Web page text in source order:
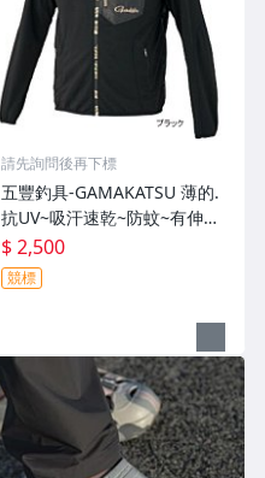
請先詢問後再下標
五豐釣具-GAMAKATSU 薄的.
抗UV~吸汗速乾~防蚊~有伸縮
彈性付帽防曬外套 GM-3547
特價2000元
$ 2,500
競標